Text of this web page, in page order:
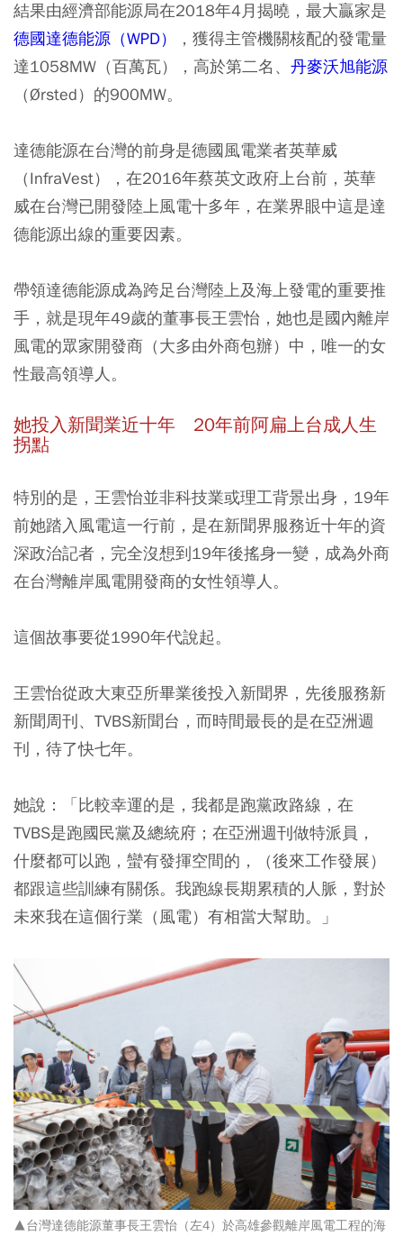
結果由經濟部能源局在2018年4月揭曉，最大贏家是
德國達德能源（WPD）
，獲得主管機關核配的發電量
達1058MW（百萬瓦），高於第二名、 丹麥沃旭能源
（Ørsted）的900MW。
達德能源在台灣的前身是德國風電業者英華威
（InfraVest），在2016年蔡英文政府上台前，英華
威在台灣已開發陸上風電十多年，在業界眼中這是達
德能源出線的重要因素。
帶領達德能源成為跨足台灣陸上及海上發電的重要推
手，就是現年49歲的董事長王雲怡，她也是國內離岸
風電的眾家開發商（大多由外商包辦）中，唯一的女
性最高領導人。
她投入新聞業近十年 20年前阿扁上台成人生
拐點
特別的是，王雲怡並非科技業或理工背景出身，19年
前她踏入風電這一行前，是在新聞界服務近十年的資
深政治記者，完全沒想到19年後搖身一變，成為外商
在台灣離岸風電開發商的女性領導人。
這個故事要從1990年代說起。
王雲怡從政大東亞所畢業後投入新聞界，先後服務新
新聞周刊、TVBS新聞台，而時間最長的是在亞洲週
刊，待了快七年。
她說：「比較幸運的是，我都是跑黨政路線，在
TVBS是跑國民黨及總統府；在亞洲週刊做特派員，
什麼都可以跑，蠻有發揮空間的，（後來工作發展）
都跟這些訓練有關係。 我跑線長期累積的人脈，對於
未來我在這個行業（風電）有相當大幫助。」
▲台灣達德能源董事長王雲怡（左4）於高雄參觀離岸風電工程的海